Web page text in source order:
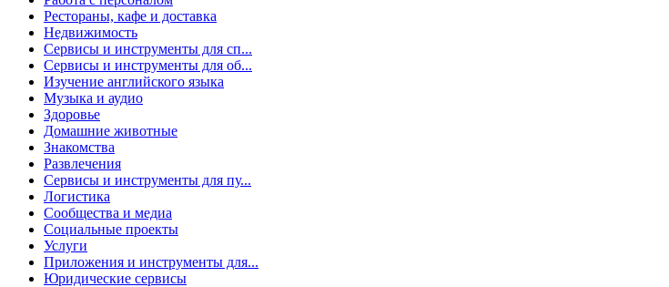
Рестораны, кафе и доставка
Недвижимость
Сервисы и инструменты для сп...
Сервисы и инструменты для об...
Изучение английского языка
Музыка и аудио
Здоровье
Домашние животные
Знакомства
Развлечения
Сервисы и инструменты для пу...
Логистика
Сообщества и медиа
Социальные проекты
Услуги
Приложения и инструменты для...
Юридические сервисы